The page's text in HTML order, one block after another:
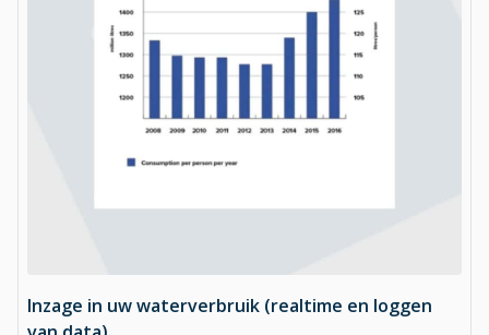
Inzage in uw waterverbruik (realtime en loggen